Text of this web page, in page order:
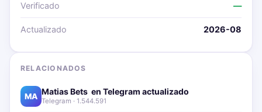
Verificado —
Actualizado 2026-08
RELACIONADOS
MA Matias Bets ‍ en Telegram actualizado📱🔥
Telegram · 1.544.591